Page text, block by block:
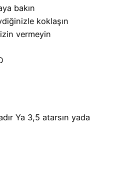
bakın
koklaşın
vermeyin
Ya 3,5 atarsın yada